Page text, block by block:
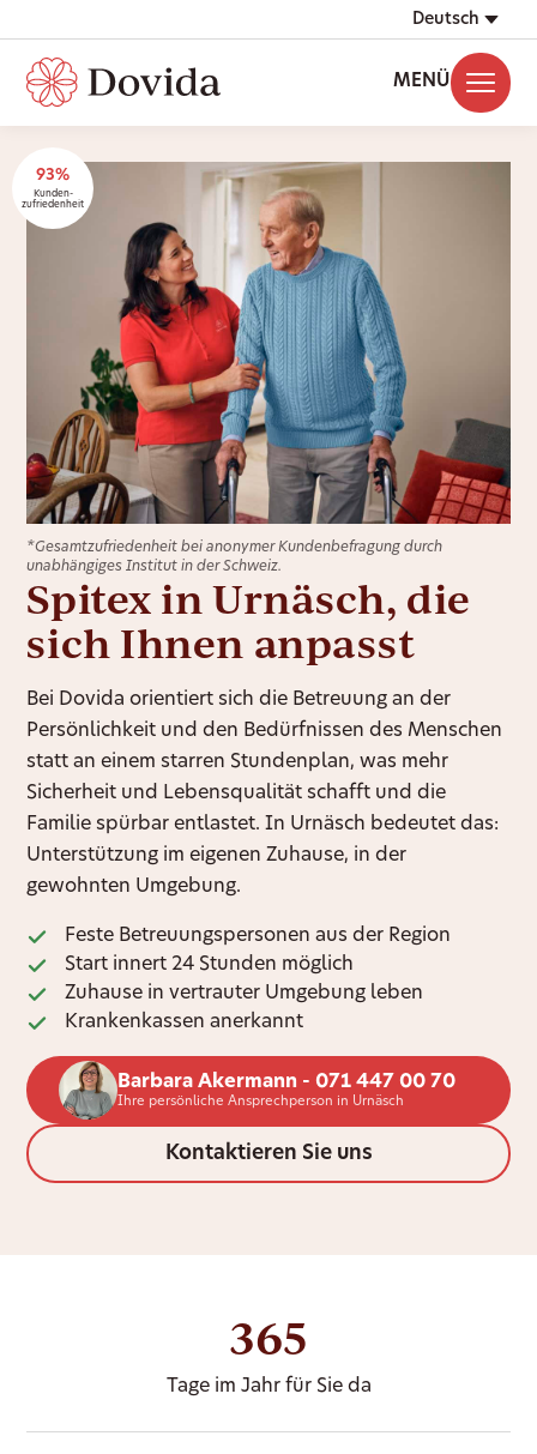
Deutsch
MENÜ
93%
Kunden-
zufriedenheit
*Gesamtzufriedenheit bei anonymer Kundenbefragung durch
unabhängiges Institut in der Schweiz.
Spitex in Urnäsch, die
sich Ihnen anpasst
Bei Dovida orientiert sich die Betreuung an der
Persönlichkeit und den Bedürfnissen des Menschen
statt an einem starren Stundenplan, was mehr
Sicherheit und Lebensqualität schafft und die
Familie spürbar entlastet. In Urnäsch bedeutet das:
Unterstützung im eigenen Zuhause, in der
gewohnten Umgebung.
Feste Betreuungspersonen aus der Region
Start innert 24 Stunden möglich
Zuhause in vertrauter Umgebung leben
Krankenkassen anerkannt
Barbara Akermann - 071 447 00 70
Ihre persönliche Ansprechperson in Urnäsch
Kontaktieren Sie uns
365
Tage im Jahr für Sie da